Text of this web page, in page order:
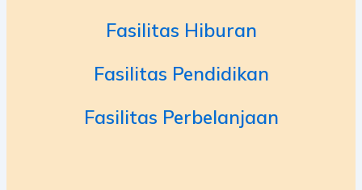
Fasilitas Hiburan
Fasilitas Pendidikan
Fasilitas Perbelanjaan